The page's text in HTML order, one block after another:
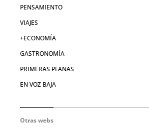
PENSAMIENTO
VIAJES
+ECONOMÍA
GASTRONOMÍA
PRIMERAS PLANAS
EN VOZ BAJA
Otras webs